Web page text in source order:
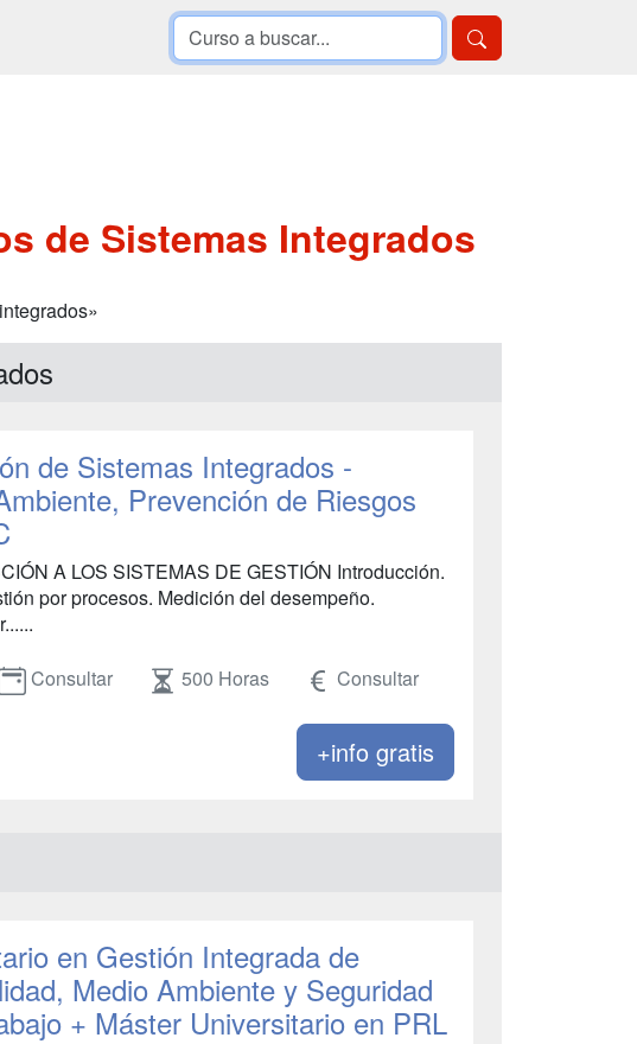
de Sistemas Integrados
de Sistemas Integrados -
Prevención de Riesgos
A LOS SISTEMAS DE GESTIÓN Introducción.
por procesos. Medición del desempeño.
Consultar 500 Horas Consultar
+info gratis
en Gestión Integrada de
Medio Ambiente y Seguridad
+ Máster Universitario en PRL